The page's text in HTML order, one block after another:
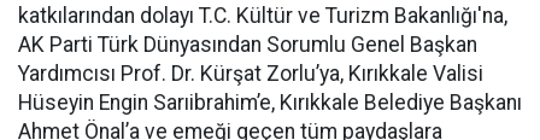
katkılarından dolayı T.C. Kültür ve Turizm Bakanlığı'na,
AK Parti Türk Dünyasından Sorumlu Genel Başkan
Yardımcısı Prof. Dr. Kürşat Zorlu’ya, Kırıkkale Valisi
Hüseyin Engin Sarıibrahim’e, Kırıkkale Belediye Başkanı
Ahmet Önal’a ve emeği geçen tüm paydaşlara